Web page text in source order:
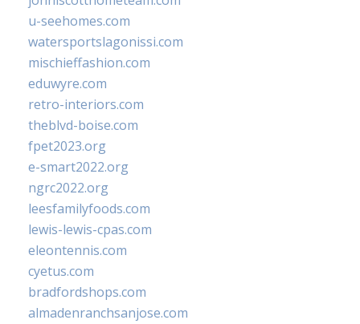
u-seehomes.com
watersportslagonissi.com
mischieffashion.com
eduwyre.com
retro-interiors.com
theblvd-boise.com
fpet2023.org
e-smart2022.org
ngrc2022.org
leesfamilyfoods.com
lewis-lewis-cpas.com
eleontennis.com
cyetus.com
bradfordshops.com
almadenranchsanjose.com